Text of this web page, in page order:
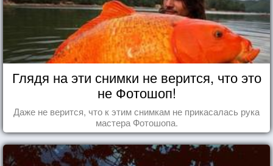
Глядя на эти снимки не верится, что это
не Фотошоп!
Даже не верится, что к этим снимкам не прикасалась рука
мастера Фотошопа.